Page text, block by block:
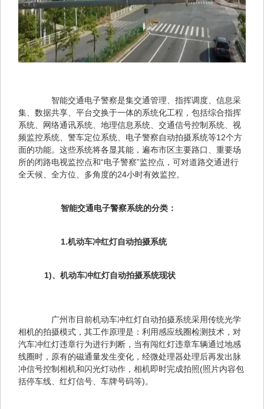
智能交通电子警察是集交通管理、指挥调度、信息采
集、数据共享、平台交换于一体的系统化工程，包括综合指挥
系统、网络通讯系统、地理信息系统、交通信号控制系统、视
频监控系统、警车定位系统、电子警察自动拍摄系统等12个方
面的功能。这些系统将各显其能，遍布市区主要路口、重要场
所的闭路电视监控点和“电子警察”监控点，可对道路交通进行
全天候、全方位、多角度的24小时有效监控。
智能交通电子警察系统的分类：
1.机动车冲红灯自动拍摄系统
1)、机动车冲红灯自动拍摄系统现状
广州市目前机动车冲红灯自动拍摄系统采用传统光学
相机的拍摄模式，其工作原理是：利用感应线圈检测技术，对
汽车冲红灯违章行为进行判断，当有闯红灯违章车辆通过地感
线圈时，原有的磁通量发生变化，经微处理器处理后再发出脉
冲信号控制相机和闪光灯动作，相机即时完成拍照(照片内容包
括停车线、红灯信号、车牌号码等)。